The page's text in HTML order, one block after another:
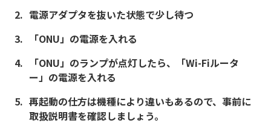
電源アダプタを抜いた状態で少し待つ
「ONU」の電源を入れる
「ONU」のランプが点灯したら、「Wi-Fiルータ
ー」の電源を入れる
再起動の仕方は機種により違いもあるので、事前に
取扱説明書を確認しましょう。